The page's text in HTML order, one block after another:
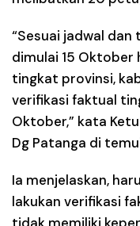
“Sesuai jadwal
dimulai 15 Oktober
tingkat provinsi,
verifikasi faktual
Oktober,” kata
Dg Patanga di
Ia menjelaskan,
lakukan verifikasi